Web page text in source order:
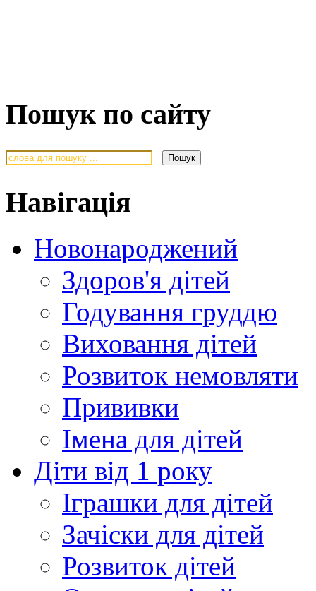
Пошук по сайту
Навігація
Новонароджений
Здоров'я дітей
Годування груддю
Виховання дітей
Розвиток немовляти
Прививки
Імена для дітей
Діти від 1 року
Іграшки для дітей
Зачіски для дітей
Розвиток дітей